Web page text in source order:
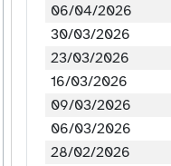
06/04/2026
30/03/2026
23/03/2026
16/03/2026
09/03/2026
06/03/2026
28/02/2026